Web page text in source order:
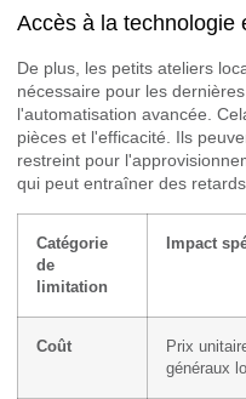
Accès à la technologie
De plus, les petits ateliers
nécessaire pour les
l'automatisation avancée.
pièces et l'efficacité. Ils
restreint pour
qui peut entraîner des
Catégorie
de
limitation
Impact
Coût
Prix
généraux